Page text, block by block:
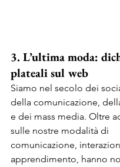
3. L’ultima moda:
plateali sul web
Siamo nel secolo dei
della comunicazione,
e dei mass media. Oltre
sulle nostre modalità di
comunicazione,
apprendimento, hanno